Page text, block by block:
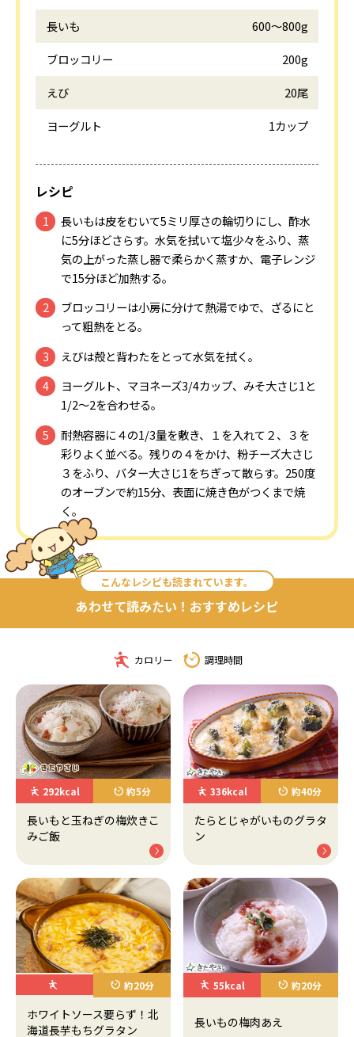
長いも
600～800g
ブロッコリー
200g
えび
20尾
ヨーグルト
1カップ
レシピ
長いもは皮をむいて5ミリ厚さの輪切りにし、酢水
に5分ほどさらす。水気を拭いて塩少々をふり、蒸
気の上がった蒸し器で柔らかく蒸すか、電子レンジ
で15分ほど加熱する。
ブロッコリーは小房に分けて熱湯でゆで、ざるにと
って粗熱をとる。
えびは殻と背わたをとって水気を拭く。
ヨーグルト、マヨネーズ3/4カップ、みそ大さじ1と
1/2～2を合わせる。
耐熱容器に４の1/3量を敷き、１を入れて２、３を
彩りよく並べる。残りの４をかけ、粉チーズ大さじ
３をふり、バター大さじ1をちぎって散らす。250度
のオーブンで約15分、表面に焼き色がつくまで焼
く。
こんなレシピも読まれています。
あわせて読みたい！おすすめレシピ
カロリー 調理時間
292kcal 約5分
長いもと玉ねぎの梅炊きこ
みご飯
336kcal 約40分
たらとじゃがいものグラタ
ン
約20分
ホワイトソース要らず！北
海道長芋もちグラタン
55kcal 約20分
長いもの梅肉あえ